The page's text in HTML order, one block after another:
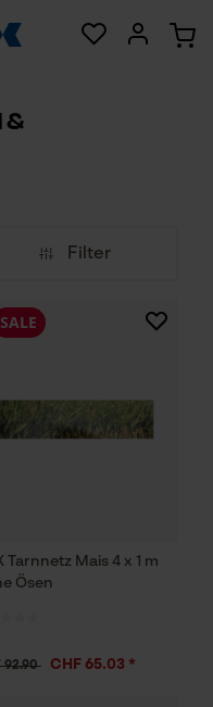
&
Filter
Tarnnetz Mais 4 x 1 m
Ösen
SALE
92.90 CHF 65.03 *